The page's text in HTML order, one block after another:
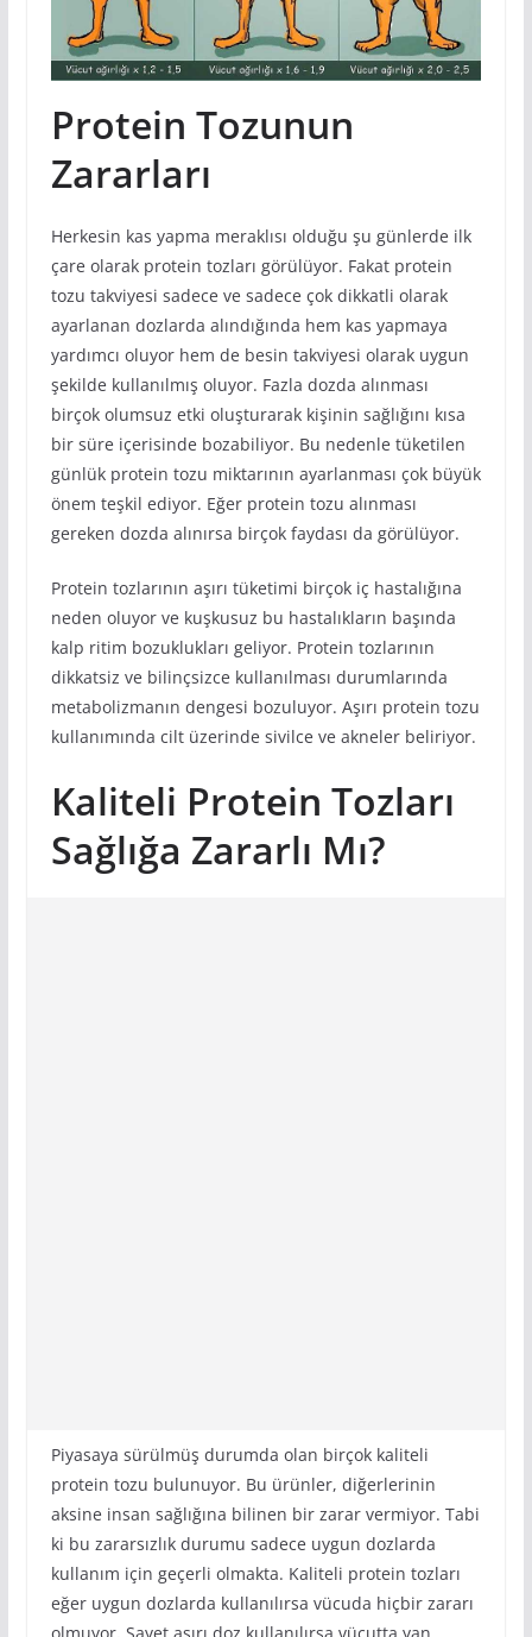
Protein Tozunun
Zararları
Herkesin kas yapma meraklısı olduğu şu günlerde ilk
çare olarak protein tozları görülüyor. Fakat protein
tozu takviyesi sadece ve sadece çok dikkatli olarak
ayarlanan dozlarda alındığında hem kas yapmaya
yardımcı oluyor hem de besin takviyesi olarak uygun
şekilde kullanılmış oluyor. Fazla dozda alınması
birçok olumsuz etki oluşturarak kişinin sağlığını kısa
bir süre içerisinde bozabiliyor. Bu nedenle tüketilen
günlük protein tozu miktarının ayarlanması çok büyük
önem teşkil ediyor. Eğer protein tozu alınması
gereken dozda alınırsa birçok faydası da görülüyor.
Protein tozlarının aşırı tüketimi birçok iç hastalığına
neden oluyor ve kuşkusuz bu hastalıkların başında
kalp ritim bozuklukları geliyor. Protein tozlarının
dikkatsiz ve bilinçsizce kullanılması durumlarında
metabolizmanın dengesi bozuluyor. Aşırı protein tozu
kullanımında cilt üzerinde sivilce ve akneler beliriyor.
Kaliteli Protein Tozları
Sağlığa Zararlı Mı?
Piyasaya sürülmüş durumda olan birçok kaliteli
protein tozu bulunuyor. Bu ürünler, diğerlerinin
aksine insan sağlığına bilinen bir zarar vermiyor. Tabi
ki bu zararsızlık durumu sadece uygun dozlarda
kullanım için geçerli olmakta. Kaliteli protein tozları
eğer uygun dozlarda kullanılırsa vücuda hiçbir zararı